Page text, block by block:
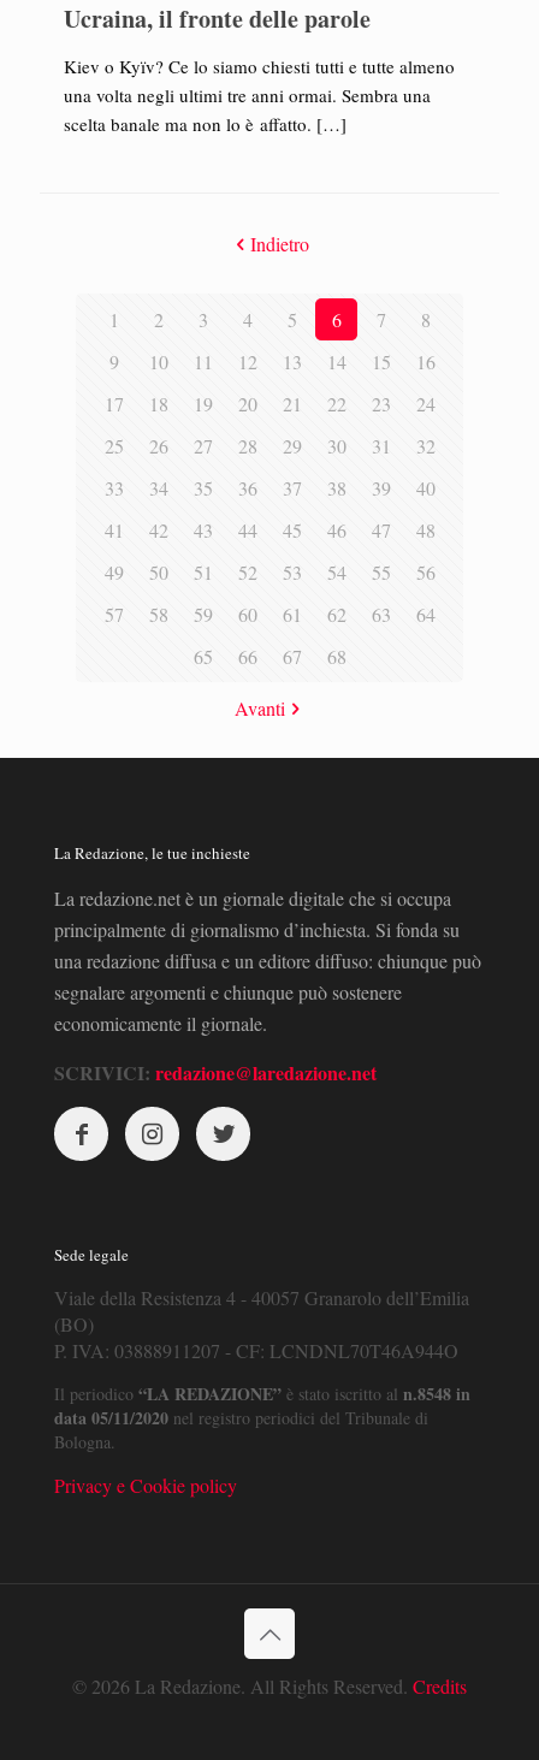
Ucraina, il fronte delle parole
Kiev o Kyïv? Ce lo siamo chiesti tutti e tutte almeno
una volta negli ultimi tre anni ormai. Sembra una
scelta banale ma non lo è affatto. […]
Indietro
1 2 3 4 5 6 7
8
9
10 11 12 13 14 15
16
17
18 19 20 21 22 23
24
25
26 27 28 29 30 31
32
33
34 35 36 37 38 39
40
41
42 43 44 45 46 47
48
49
50 51 52 53 54 55
56
57
58 59 60 61 62 63
64
65
66 67 68
Avanti
La Redazione, le tue inchieste
La redazione.net è un giornale digitale che si occupa
principalmente di giornalismo d’inchiesta. Si fonda su
una redazione diffusa e un editore diffuso: chiunque può
segnalare argomenti e chiunque può sostenere
economicamente il giornale.
SCRIVICI: redazione@laredazione.net
Sede legale
Viale della Resistenza 4 - 40057 Granarolo dell’Emilia
(BO)
P. IVA: 03888911207 - CF: LCNDNL70T46A944O
Il periodico “LA REDAZIONE” è stato iscritto al n.8548 in
data 05/11/2020 nel registro periodici del Tribunale di
Bologna.
Privacy e Cookie policy
© 2026 La Redazione. All Rights Reserved. Credits